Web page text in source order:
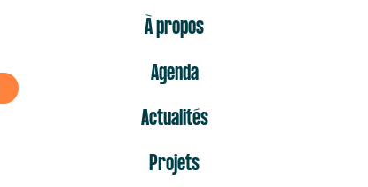
À propos
Agenda
Actualités
Projets